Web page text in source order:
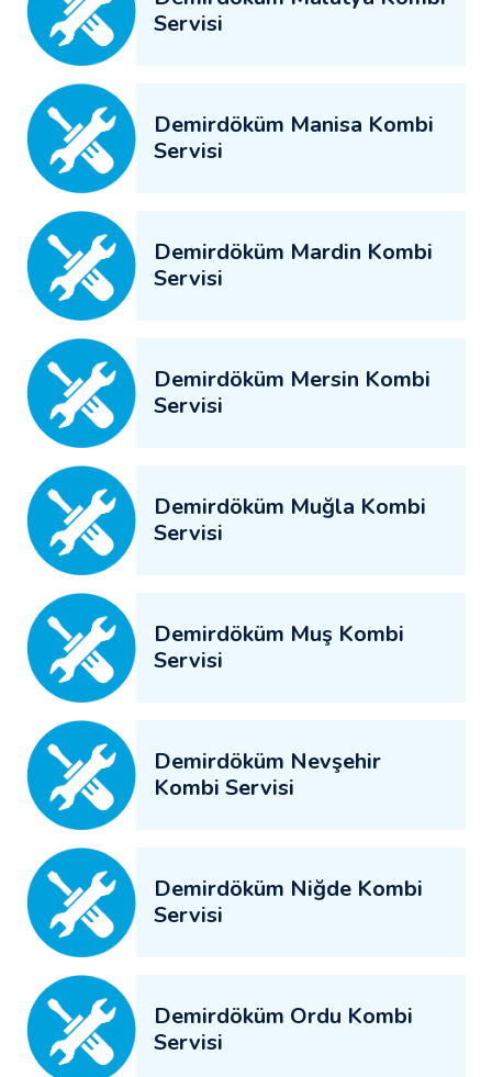
Servisi
Demirdöküm Manisa Kombi
Servisi
Demirdöküm Mardin Kombi
Servisi
Demirdöküm Mersin Kombi
Servisi
Demirdöküm Muğla Kombi
Servisi
Demirdöküm Muş Kombi
Servisi
Demirdöküm Nevşehir
Kombi Servisi
Demirdöküm Niğde Kombi
Servisi
Demirdöküm Ordu Kombi
Servisi